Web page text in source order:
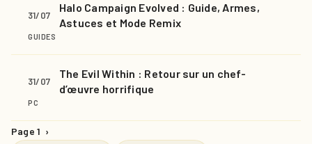
31/07
Halo Campaign Evolved : Guide, Armes,
Astuces et Mode Remix
GUIDES
31/07
The Evil Within : Retour sur un chef-
d’œuvre horrifique
PC
Page 1 ›